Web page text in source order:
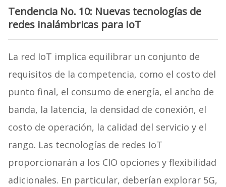
Tendencia No. 10: Nuevas tecnologías de
redes inalámbricas para IoT
La red IoT implica equilibrar un conjunto de
requisitos de la competencia, como el costo del
punto final, el consumo de energía, el ancho de
banda, la latencia, la densidad de conexión, el
costo de operación, la calidad del servicio y el
rango. Las tecnologías de redes IoT
proporcionarán a los CIO opciones y flexibilidad
adicionales. En particular, deberían explorar 5G,